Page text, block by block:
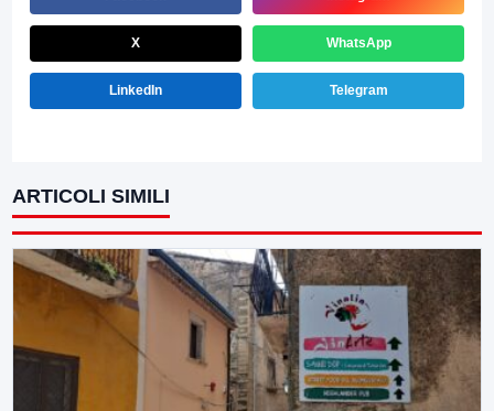
X WhatsApp
LinkedIn Telegram
ARTICOLI SIMILI